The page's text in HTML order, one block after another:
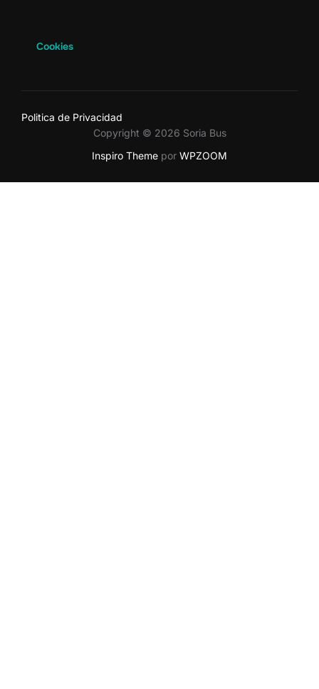
Cookies
Politica de Privacidad
Copyright © 2026 Soria Bus
Inspiro Theme por WPZOOM